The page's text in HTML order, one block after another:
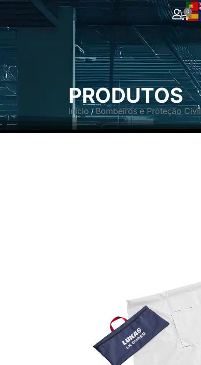
0
PRODUTOS
Início / Bombeiros e Proteção Civil